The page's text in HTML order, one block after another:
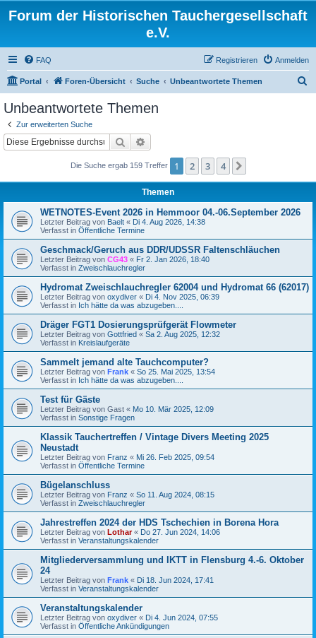
Forum der Historischen Tauchergesellschaft
e.V.
FAQ Anmelden
Registrieren
Portal Foren-Übersicht Suche Unbeantwortete Themen
Unbeantwortete Themen
Zur erweiterten Suche
Suche
Die Suche ergab 159 Treffer 1 2 3 4
Themen
WETNOTES-Event 2026 in Hemmoor 04.-06.September 2026
Letzter Beitrag von Baelt « Di 4. Aug 2026, 14:38
Verfasst in Öffentliche Termine
Geschmack/Geruch aus DDR/UDSSR Faltenschläuchen
Letzter Beitrag von CG43 « Fr 2. Jan 2026, 18:40
Verfasst in Zweischlauchregler
Hydromat Zweischlauchregler 62004 und Hydromat 66 (62017)
Letzter Beitrag von oxydiver « Di 4. Nov 2025, 06:39
Verfasst in Ich hätte da was abzugeben....
Dräger FGT1 Dosierungsprüfgerät Flowmeter
Letzter Beitrag von Gottfried « Sa 2. Aug 2025, 12:32
Verfasst in Kreislaufgeräte
Sammelt jemand alte Tauchcomputer?
Letzter Beitrag von Frank « So 25. Mai 2025, 13:54
Verfasst in Ich hätte da was abzugeben....
Test für Gäste
Letzter Beitrag von Gast « Mo 10. Mär 2025, 12:09
Verfasst in Sonstige Fragen
Klassik Tauchertreffen / Vintage Divers Meeting 2025
Neustadt
Letzter Beitrag von Franz « Mi 26. Feb 2025, 09:54
Verfasst in Öffentliche Termine
Bügelanschluss
Letzter Beitrag von Franz « So 11. Aug 2024, 08:15
Verfasst in Zweischlauchregler
Jahrestreffen 2024 der HDS Tschechien in Borena Hora
Letzter Beitrag von Lothar« Do 27. Jun 2024, 14:06
Verfasst in Veranstaltungskalender
Mitgliederversammlung und IKTT in Flensburg 4.-6. Oktober
24
Letzter Beitrag von Frank « Di 18. Jun 2024, 17:41
Verfasst in Veranstaltungskalender
Veranstaltungskalender
Letzter Beitrag von oxydiver « Di 4. Jun 2024, 07:55
Verfasst in Öffentliche Ankündigungen